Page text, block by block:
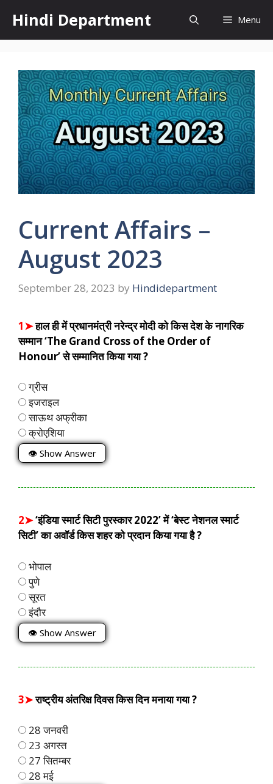
content
Hindi Department Menu
Current Affairs –
August 2023
September 28, 2023 by Hindidepartment
1➤हाल ही में प्रधानमंत्री नरेन्द्र मोदी को किस देश के नागरिक
सम्मान ‘The Grand Cross of the Order of
Honour’ से सम्मानित किया गया ?
ग्रीस
इजराइल
साऊथ अफ्रीका
क्रोएशिया
👁 Show Answer
2➤‘इंडिया स्मार्ट सिटी पुरस्कार 2022’ में ‘बेस्ट नेशनल स्मार्ट
सिटी’ का अवॉर्ड किस शहर को प्रदान किया गया है ?
भोपाल
पुणे
सूरत
इंदौर
👁 Show Answer
3➤राष्ट्रीय अंतरिक्ष दिवस किस दिन मनाया गया ?
28 जनवरी
23 अगस्त
27 सितम्बर
28 मई